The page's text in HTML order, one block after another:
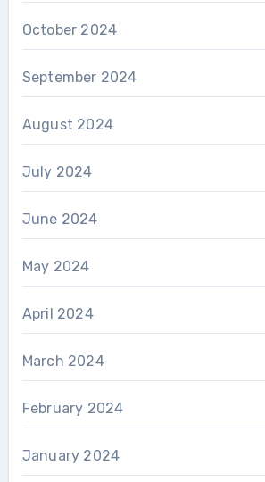
October 2024
September 2024
August 2024
July 2024
June 2024
May 2024
April 2024
March 2024
February 2024
January 2024